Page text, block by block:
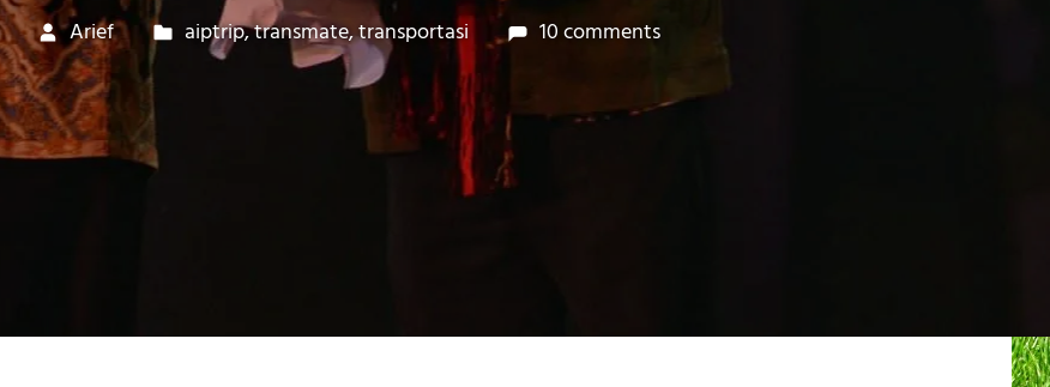
Arief aiptrip,transmate,transportasi 10 comments